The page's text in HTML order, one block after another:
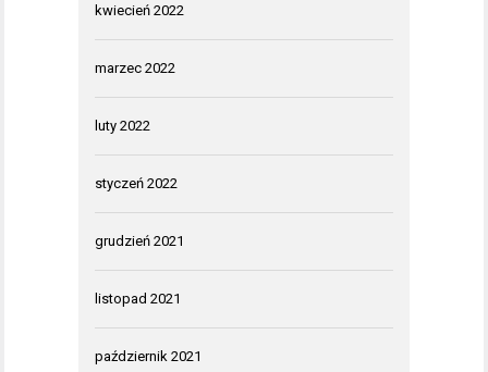
kwiecień 2022
marzec 2022
luty 2022
styczeń 2022
grudzień 2021
listopad 2021
październik 2021